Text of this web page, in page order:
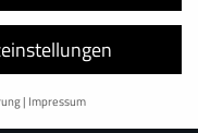
Impressum